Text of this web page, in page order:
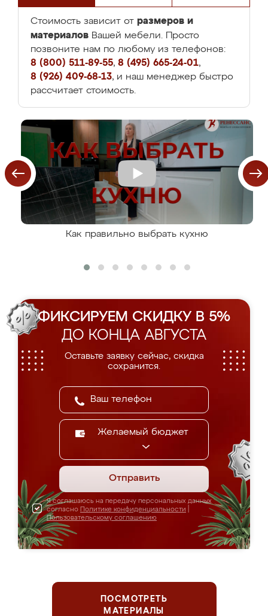
Стоимость зависит от размеров и
материалов Вашей мебели. Просто
позвоните нам по любому из телефонов:
8 (800) 511-89-55, 8 (495) 665-24-01,
8 (926) 409-68-13, и наш менеджер быстро
рассчитает стоимость.
Как правильно выбрать кухню
ФИКСИРУЕМ СКИДКУ В 5%
ДО КОНЦА АВГУСТА
Оставьте заявку сейчас, скидка
сохранится.
Желаемый бюджет
Отправить
Я соглашаюсь на передачу персональных данных
согласно Политике конфиденциальности
Пользовательскому соглашению
ПОСМОТРЕТЬ
МАТЕРИАЛЫ